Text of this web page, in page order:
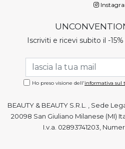
Iscriviti e ricevi subito il -
Ho preso visione dell'informativa sul
BEAUTY & BEAUTY S.R.L. , Sede
20098 San Giuliano Milanese (MI)
I.v.a. 02893741203,